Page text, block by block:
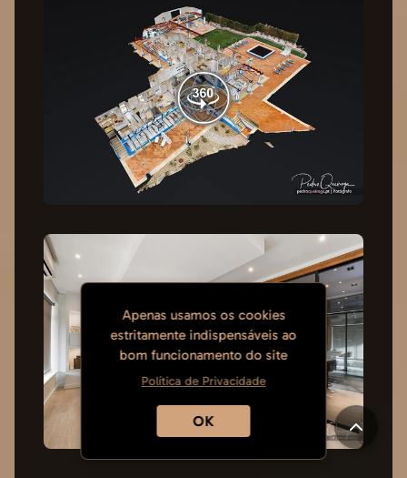
Apenas usamos os cookies
estritamente indispensáveis ao
bom funcionamento do site
Política de Privacidade
OK